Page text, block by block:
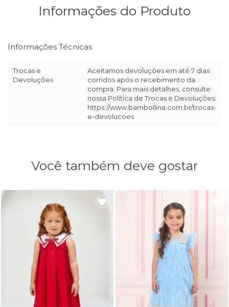
Informações do Produto
Informações Técnicas
Trocas e
Devoluções
Aceitamos devoluções em até 7 dias
corridos após o recebimento da
compra. Para mais detalhes, consulte
nossa Política de Trocas e Devoluções:
https://www.bambollina.com.br/trocas-
e-devolucoes
Você também deve gostar